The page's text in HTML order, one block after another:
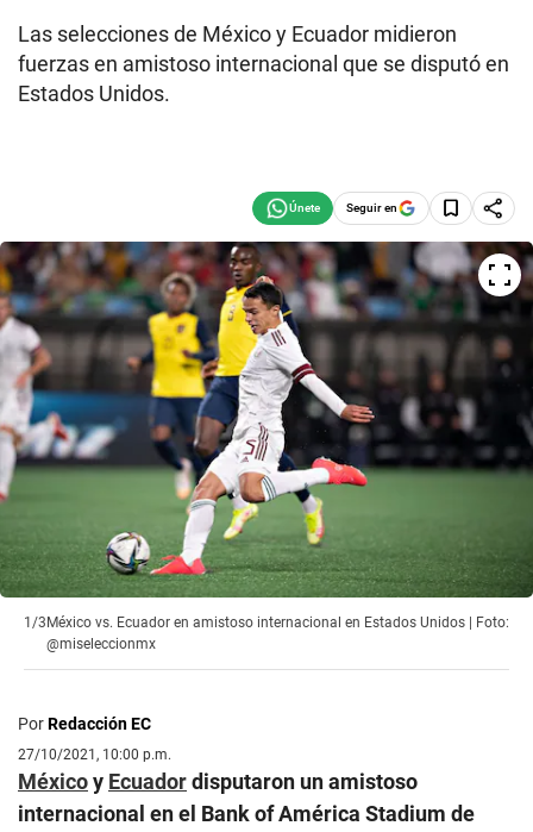
Las selecciones de México y Ecuador midieron
fuerzas en amistoso internacional que se disputó en
Estados Unidos.
Seguir en
1/3 México vs. Ecuador en amistoso internacional en Estados Unidos | Foto:
@miseleccionmx
PorRedacción EC
27/10/2021, 10:00 p.m.
Méxicoy Ecuadordisputaron un amistoso
internacional en el Bank of América Stadium de